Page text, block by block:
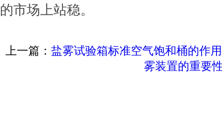
的市场上站稳。
上一篇： 盐雾试验箱标准空气饱和桶的作用
雾装置的重要